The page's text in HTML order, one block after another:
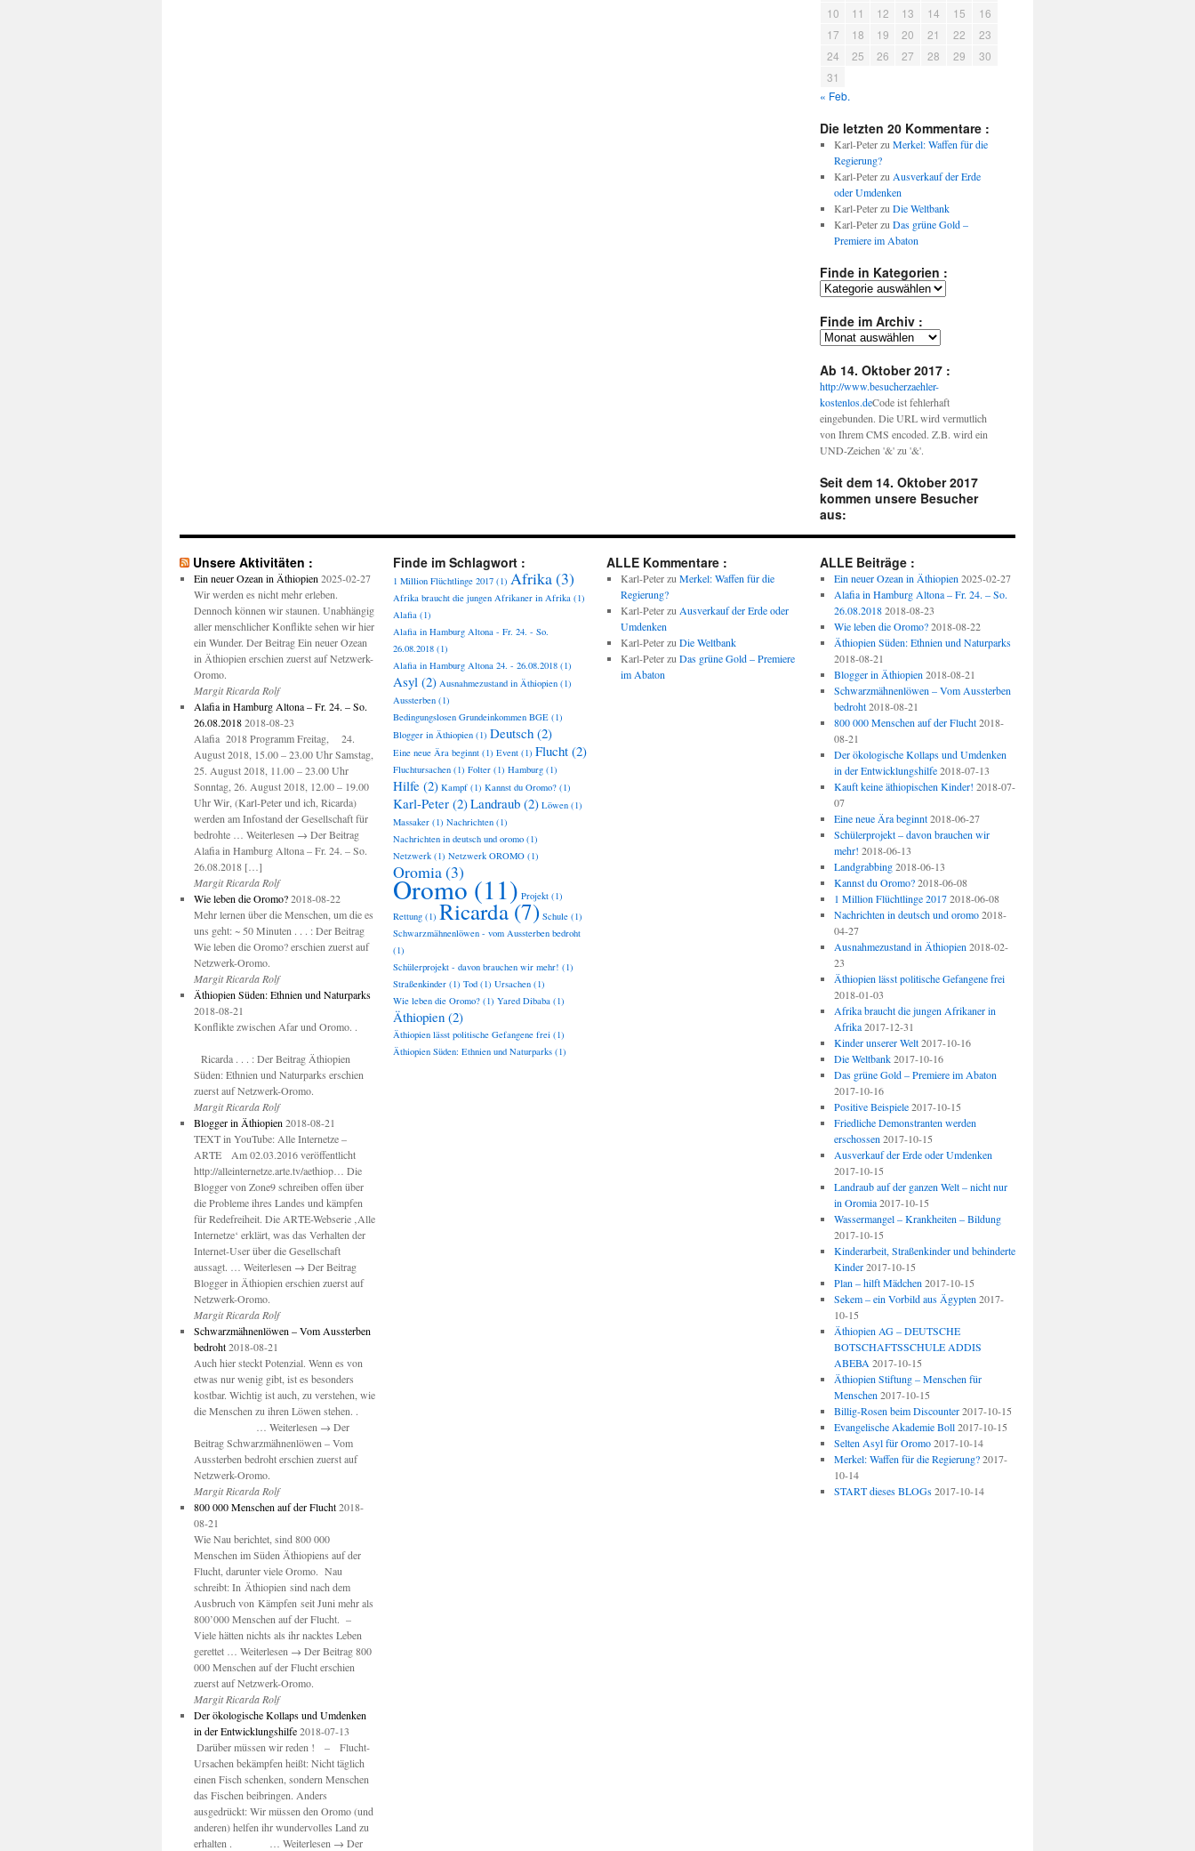
10
11 12 13 14 15
16
17
18 19 20 21 22
23
24
25 26 27 28 29
30
31
« Feb.
Die letzten 20 Kommentare :
Karl-Peterzu Merkel: Waffen für die
Regierung?
Karl-Peterzu Ausverkauf der Erde
oder Umdenken
Karl-Peterzu Die Weltbank
Karl-Peterzu Das grüne Gold –
Premiere im Abaton
Finde in Kategorien :
Finde
Kategorien
Finde im Archiv :
Finde
Archiv
:
Ab 14. Oktober 2017 :
http://www.besucherzaehler-
kostenlos.deCode ist fehlerhaft
eingebunden. Die URL wird vermutlich
von Ihrem CMS encoded. Z.B. wird ein
UND-Zeichen '&' zu '&'.
Seit dem 14. Oktober 2017
kommen unsere Besucher
aus:
Unsere Aktivitäten :
Ein neuer Ozean in Äthiopien 2025-02-27
Wir werden es nicht mehr erleben.
Dennoch können wir staunen. Unabhängig
aller menschlicher Konflikte sehen wir hier
ein Wunder. Der Beitrag Ein neuer Ozean
in Äthiopien erschien zuerst auf Netzwerk-
Oromo.
Margit Ricarda Rolf
Alafia in Hamburg Altona – Fr. 24. – So.
26.08.2018 2018-08-23
Alafia 2018 Programm Freitag, 24.
August 2018, 15.00 – 23.00 Uhr Samstag,
25. August 2018, 11.00 – 23.00 Uhr
Sonntag, 26. August 2018, 12.00 – 19.00
Uhr Wir, (Karl-Peter und ich, Ricarda)
werden am Infostand der Gesellschaft für
bedrohte … Weiterlesen → Der Beitrag
Alafia in Hamburg Altona – Fr. 24. – So.
26.08.2018 […]
Margit Ricarda Rolf
Wie leben die Oromo? 2018-08-22
Mehr lernen über die Menschen, um die es
uns geht: ~ 50 Minuten . . . : Der Beitrag
Wie leben die Oromo? erschien zuerst auf
Netzwerk-Oromo.
Margit Ricarda Rolf
Äthiopien Süden: Ethnien und Naturparks
2018-08-21
Konflikte zwischen Afar und Oromo. .
Ricarda . . . : Der Beitrag Äthiopien
Süden: Ethnien und Naturparks erschien
zuerst auf Netzwerk-Oromo.
Margit Ricarda Rolf
Blogger in Äthiopien 2018-08-21
TEXT in YouTube: Alle Internetze –
ARTE Am 02.03.2016 veröffentlicht
http://alleinternetze.arte.tv/aethiop… Die
Blogger von Zone9 schreiben offen über
die Probleme ihres Landes und kämpfen
für Redefreiheit. Die ARTE-Webserie ‚Alle
Internetze‘ erklärt, was das Verhalten der
Internet-User über die Gesellschaft
aussagt. … Weiterlesen → Der Beitrag
Blogger in Äthiopien erschien zuerst auf
Netzwerk-Oromo.
Margit Ricarda Rolf
Schwarzmähnenlöwen – Vom Aussterben
bedroht 2018-08-21
Auch hier steckt Potenzial. Wenn es von
etwas nur wenig gibt, ist es besonders
kostbar. Wichtig ist auch, zu verstehen, wie
die Menschen zu ihren Löwen stehen. .
… Weiterlesen → Der
Beitrag Schwarzmähnenlöwen – Vom
Aussterben bedroht erschien zuerst auf
Netzwerk-Oromo.
Margit Ricarda Rolf
800 000 Menschen auf der Flucht 2018-
08-21
Wie Nau berichtet, sind 800 000
Menschen im Süden Äthiopiens auf der
Flucht, darunter viele Oromo. Nau
schreibt: In Äthiopien sind nach dem
Ausbruch von Kämpfen seit Juni mehr als
800’000 Menschen auf der Flucht. –
Viele hätten nichts als ihr nacktes Leben
gerettet … Weiterlesen → Der Beitrag 800
000 Menschen auf der Flucht erschien
zuerst auf Netzwerk-Oromo.
Margit Ricarda Rolf
Der ökologische Kollaps und Umdenken
in der Entwicklungshilfe 2018-07-13
Darüber müssen wir reden ! – Flucht-
Ursachen bekämpfen heißt: Nicht täglich
einen Fisch schenken, sondern Menschen
das Fischen beibringen. Anders
ausgedrückt: Wir müssen den Oromo (und
anderen) helfen ihr wundervolles Land zu
erhalten . … Weiterlesen → Der
Finde im Schlagwort :
1 Million Flüchtlinge 2017 (1) Afrika(3)
Afrika braucht die jungen Afrikaner in Afrika (1)
Alafia (1)
Alafia in Hamburg Altona - Fr. 24. - So.
26.08.2018 (1)
Alafia in Hamburg Altona 24. - 26.08.2018 (1)
Asyl (2) Ausnahmezustand in Äthiopien (1)
Aussterben (1)
Bedingungslosen Grundeinkommen BGE (1)
Blogger in Äthiopien (1) Deutsch (2)
Eine neue Ära beginnt (1) Event (1) Flucht (2)
Fluchtursachen (1) Folter (1) Hamburg (1)
Hilfe (2) Kampf (1) Kannst du Oromo? (1)
Karl-Peter (2)Landraub (2) Löwen (1)
Massaker (1) Nachrichten (1)
Nachrichten in deutsch und oromo (1)
Netzwerk (1) Netzwerk OROMO (1)
Oromia(3)
Oromo (11) Projekt (1)
Rettung (1) Ricarda(7) Schule (1)
Schwarzmähnenlöwen - vom Aussterben bedroht
(1)
Schülerprojekt - davon brauchen wir mehr! (1)
Straßenkinder (1) Tod (1) Ursachen (1)
Wie leben die Oromo? (1) Yared Dibaba (1)
Äthiopien (2)
Äthiopien lässt politische Gefangene frei (1)
Äthiopien Süden: Ethnien und Naturparks (1)
ALLE Kommentare :
Karl-Peterzu Merkel: Waffen für die
Regierung?
Karl-Peterzu Ausverkauf der Erde oder
Umdenken
Karl-Peterzu Die Weltbank
Karl-Peterzu Das grüne Gold – Premiere
im Abaton
ALLE Beiträge :
Ein neuer Ozean in Äthiopien 2025-02-27
Alafia in Hamburg Altona – Fr. 24. – So.
26.08.2018 2018-08-23
Wie leben die Oromo? 2018-08-22
Äthiopien Süden: Ethnien und Naturparks
2018-08-21
Blogger in Äthiopien 2018-08-21
Schwarzmähnenlöwen – Vom Aussterben
bedroht 2018-08-21
800 000 Menschen auf der Flucht 2018-
08-21
Der ökologische Kollaps und Umdenken
in der Entwicklungshilfe 2018-07-13
Kauft keine äthiopischen Kinder! 2018-07-
07
Eine neue Ära beginnt 2018-06-27
Schülerprojekt – davon brauchen wir
mehr! 2018-06-13
Landgrabbing 2018-06-13
Kannst du Oromo? 2018-06-08
1 Million Flüchtlinge 2017 2018-06-08
Nachrichten in deutsch und oromo 2018-
04-27
Ausnahmezustand in Äthiopien 2018-02-
23
Äthiopien lässt politische Gefangene frei
2018-01-03
Afrika braucht die jungen Afrikaner in
Afrika 2017-12-31
Kinder unserer Welt 2017-10-16
Die Weltbank 2017-10-16
Das grüne Gold – Premiere im Abaton
2017-10-16
Positive Beispiele 2017-10-15
Friedliche Demonstranten werden
erschossen 2017-10-15
Ausverkauf der Erde oder Umdenken
2017-10-15
Landraub auf der ganzen Welt – nicht nur
in Oromia 2017-10-15
Wassermangel – Krankheiten – Bildung
2017-10-15
Kinderarbeit, Straßenkinder und behinderte
Kinder 2017-10-15
Plan – hilft Mädchen 2017-10-15
Sekem – ein Vorbild aus Ägypten 2017-
10-15
Äthiopien AG – DEUTSCHE
BOTSCHAFTSSCHULE ADDIS
ABEBA 2017-10-15
Äthiopien Stiftung – Menschen für
Menschen 2017-10-15
Billig-Rosen beim Discounter 2017-10-15
Evangelische Akademie Boll 2017-10-15
Selten Asyl für Oromo 2017-10-14
Merkel: Waffen für die Regierung? 2017-
10-14
START dieses BLOGs 2017-10-14